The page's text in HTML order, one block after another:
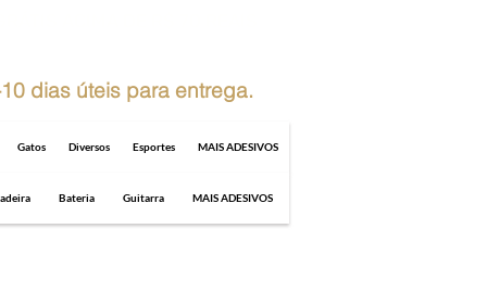
dias úteis para entrega.
Gatos Diversos Esportes MAIS ADESIVOS
Bateria Guitarra MAIS ADESIVOS